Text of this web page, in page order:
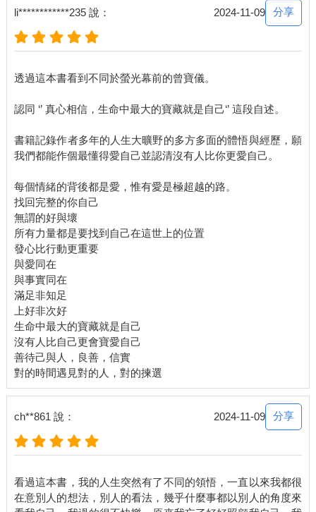
這裡記錄的都是這些年我一步一步更靠近自己的體悟與練習，可
能不是每一個啟發對你來說都是對症下藥，但即使只有一句話，
在你需要的時候，給你一點支持，一點鼓勵，讓你知道有人跟你
一樣會遲疑會猶豫會懷疑甚至會指責自己，但是依然義無反顧地
願你也能明白你是最懂得愛自己的那個人。
「那個人」。
li************235 說： 2024-11-09 分享
透過這本書看到不同於螢光幕前的曾寶儀。
認同 ‘’ 真心相信，生命中最大的寶藏就是自己‘’ 這段自述。
書籍記錄作者多年的人生大曠野的多方多面的體悟與經歷，願
我們都能作個最懂得愛自己並認清沒有人比你更愛自己。
每個情緒的背後都是愛，惟有愛是極超越的路。
找回完整的你自己
無謂的好與壞
所有力量都是要找到自己在這世上的位置
發心比行動更重要
與愛同在
與事實同在
滿足非知足
上好非次好
生命中最大的寶藏就是自己
沒有人比自己更會寶愛自己
善待己與人，良善，信實
ch**861 說： 2024-11-09 分享
看過這本書，我的人生突然有了不同的領悟，一直以來我都很
在意別人的想法，別人的看法，幾乎什麼事都以別人的角度來